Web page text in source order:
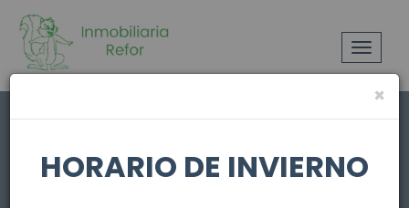
Toggle
×
HORARIO DE INVIERNO